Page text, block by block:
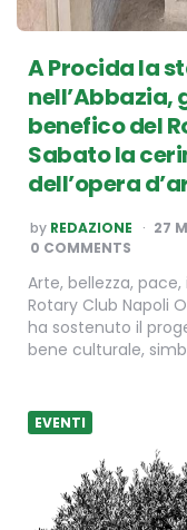
A Procida la
nell’Abbazia,
benefico del
Sabato la
dell’opera
POSTED
BY
by REDAZIONE 27
0 COMMENTS
Arte, bellezza,
Rotary Club Napoli
ha sostenuto il
bene culturale,
EVENTI